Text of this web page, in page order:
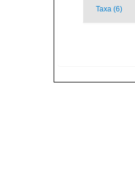
Taxa (6)